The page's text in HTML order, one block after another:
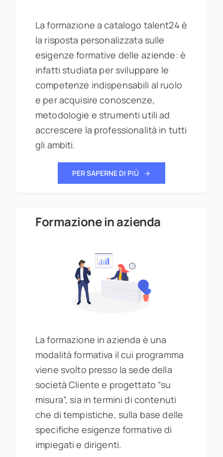
La formazione a catalogo talent24 è
la risposta personalizzata sulle
esigenze formative delle aziende: è
infatti studiata per sviluppare le
competenze indispensabili al ruolo
e per acquisire conoscenze,
metodologie e strumenti utili ad
accrescere la professionalità in tutti
gli ambiti.
PER SAPERNE DI PIÙ
Formazione in azienda
La formazione in azienda è una
modalità formativa il cui programma
viene svolto presso la sede della
società Cliente e progettato “su
misura”, sia in termini di contenuti
che di tempistiche, sulla base delle
specifiche esigenze formative di
impiegati e dirigenti.